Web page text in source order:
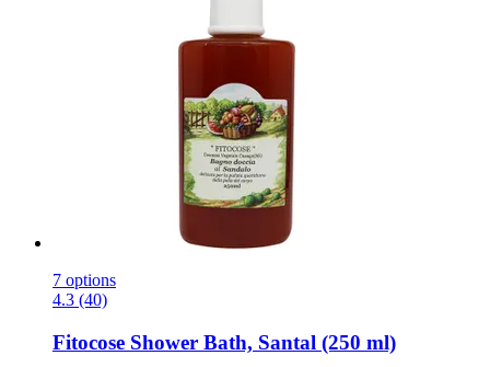
7 options
4.3 (40)
Fitocose Shower Bath, Santal (250 ml)